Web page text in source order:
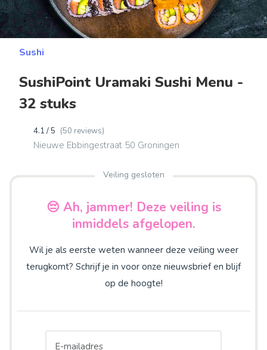
Sushi
SushiPoint Uramaki Sushi Menu -
32 stuks
4.1 / 5 (50 reviews)
Nieuwe Ebbingestraat 50 Groningen
Veiling gesloten
😔 Ah, jammer! Deze veiling is
inmiddels afgelopen.
Wil je als eerste weten wanneer deze veiling weer
terugkomt? Schrijf je in voor onze nieuwsbrief en blijf
op de hoogte!